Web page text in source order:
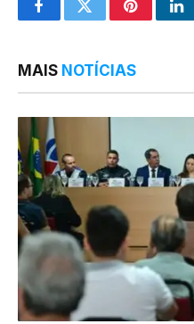
FacebookTwitterPinterest
MAIS NOTÍCIAS